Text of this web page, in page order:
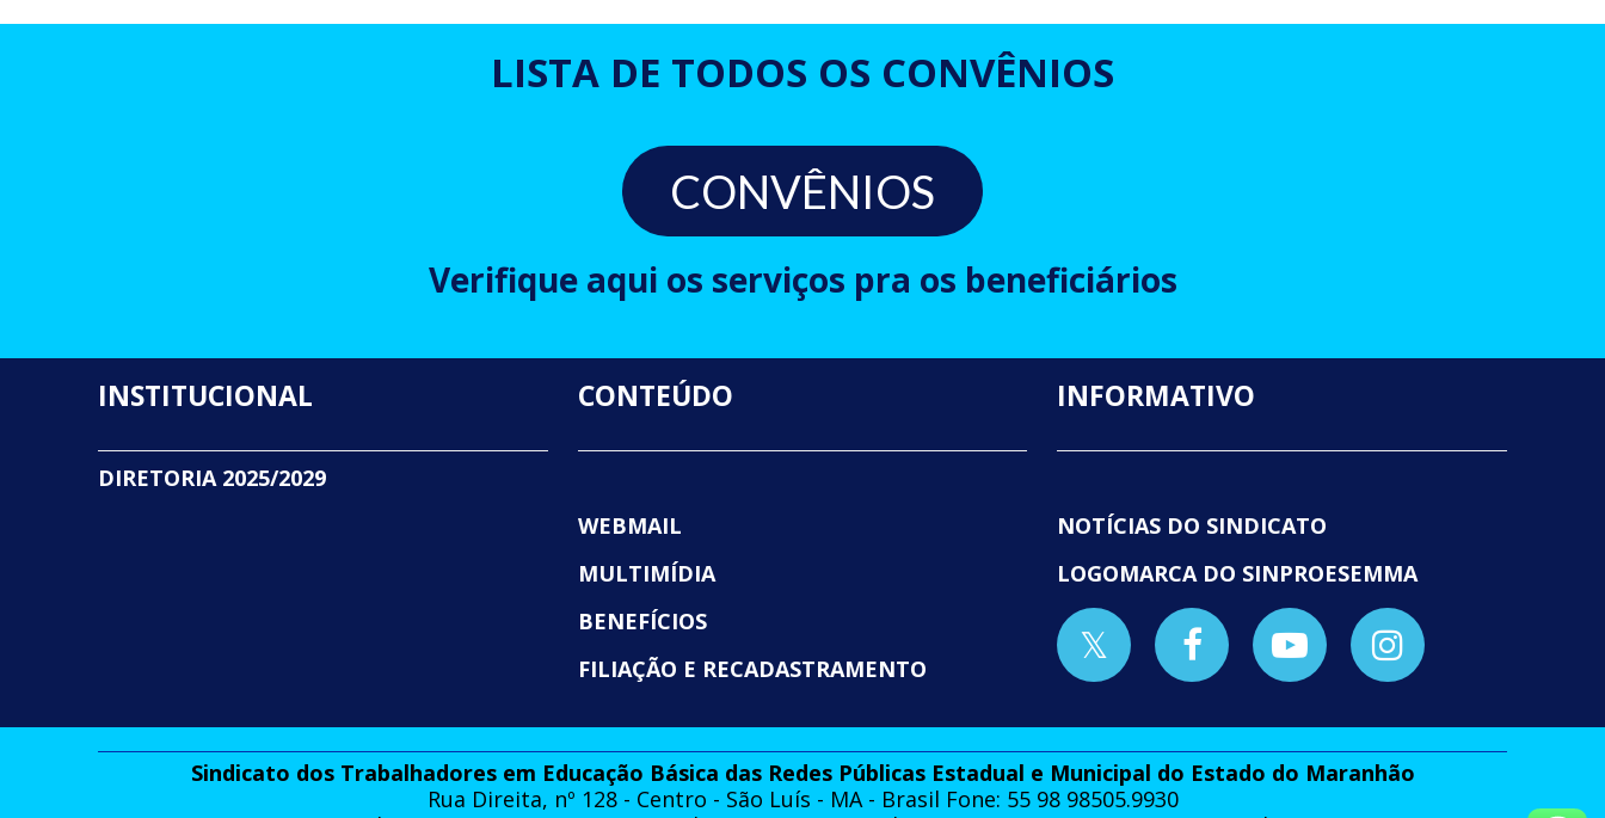
LISTA DE TODOS OS CONVÊNIOS
CONVÊNIOS
Verifique aqui os serviços pra os beneficiários
INSTITUCIONAL
DIRETORIA 2025/2029
CONTEÚDO
WEBMAIL
MULTIMÍDIA
BENEFÍCIOS
FILIAÇÃO E RECADASTRAMENTO
INFORMATIVO
NOTÍCIAS DO SINDICATO
LOGOMARCA DO SINPROESEMMA
Sindicato dos Trabalhadores em Educação Básica das Redes Públicas Estadual e Municipal do Estado do Maranhão
Rua Direita, nº 128 - Centro - São Luís - MA - Brasil Fone: 55 98 98505.9930